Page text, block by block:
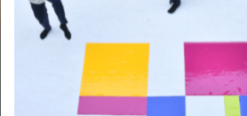
SCOPRI DI PIÙ
CONDIVIDI